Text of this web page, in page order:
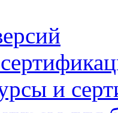
и